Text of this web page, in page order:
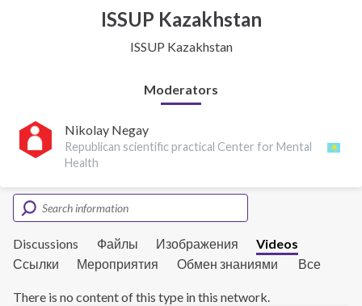
ISSUP Kazakhstan
ISSUP Kazakhstan
Moderators
Nikolay Negay
Republican scientific practical Center for Mental
Health
Discussions Файлы Изображения
Videos
Ссылки
Мероприятия Обмен знаниями Все
There is no content of this type in this network.